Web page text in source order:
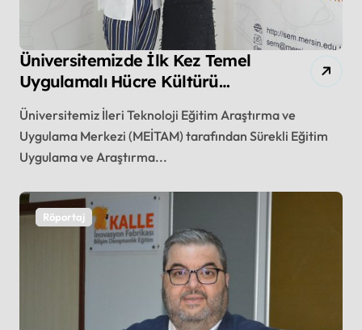
Üniversitemizde İlk Kez Temel
Uygulamalı Hücre Kültürü
Eğitimi Verildi
Üniversitemiz İleri Teknoloji Eğitim Araştırma ve
Uygulama Merkezi (MEİTAM) tarafından Sürekli Eğitim
Uygulama ve Araştırma...
Röportaj